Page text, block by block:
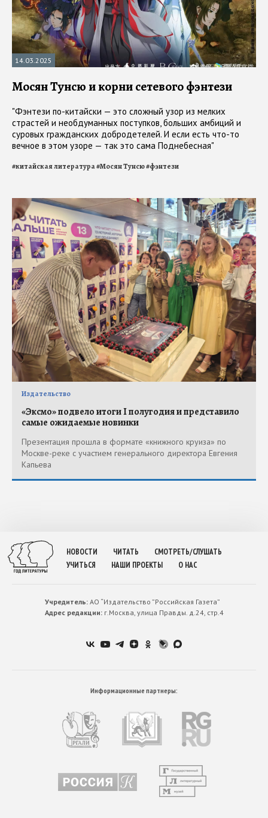
14.03.2025
Мосян Тунсю и корни сетевого фэнтези
"Фэнтези по-китайски — это сложный узор из мелких
страстей и необдуманных поступков, больших амбиций и
суровых гражданских добродетелей. И если есть что-то
вечное в этом узоре — так это сама Поднебесная"
#китайская литература#Мосян Тунсю#фэнтези
Издательство
«Эксмо» подвело итоги I полугодия и представило
самые ожидаемые новинки
Презентация прошла в формате «книжного круиза» по
Москве-реке с участием генерального директора Евгения
Капьева
НОВОСТИ ЧИТАТЬ
СМОТРЕТЬ/СЛУШАТЬ
УЧИТЬСЯ
НАШИ ПРОЕКТЫ О НАС
Учредитель:АО “Издательство ”Российская Газета”
Адрес редакции:г.Москва, улица Правды. д.24, стр.4
Информационные партнеры: